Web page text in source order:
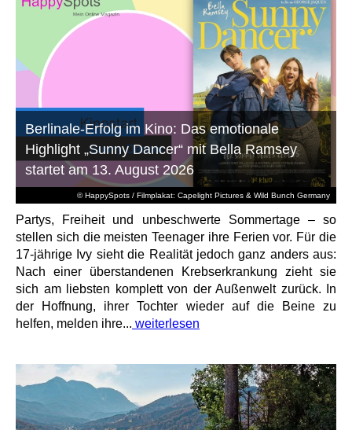
© HappySpots / Filmplakat: Capelight Pictures & Wild Bunch Germany
Berlinale-Erfolg im Kino: Das emotionale
Highlight „Sunny Dancer“ mit Bella Ramsey
startet am 13. August 2026
Partys, Freiheit und unbeschwerte Sommertage – so
stellen sich die meisten Teenager ihre Ferien vor. Für die
17-jährige Ivy sieht die Realität jedoch ganz anders aus:
Nach einer überstandenen Krebserkrankung zieht sie
sich am liebsten komplett von der Außenwelt zurück. In
der Hoffnung, ihrer Tochter wieder auf die Beine zu
helfen, melden ihre... weiterlesen